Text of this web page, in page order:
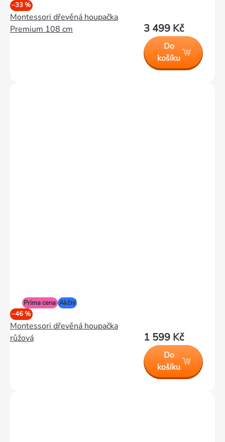
–33 %
Montessori dřevěná houpačka
Premium 108 cm
3 499 Kč
Do
košíku
Prima cena Akční
–46 %
Montessori dřevěná houpačka
růžová
1 599 Kč
Do
košíku